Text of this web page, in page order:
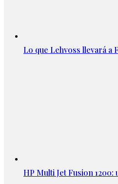
Lo que Lehvoss llevará a
HP Multi Jet Fusion 1200: